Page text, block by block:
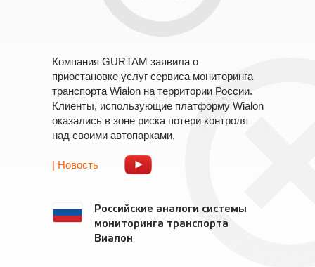
Российские аналоги системы
мониторинга транспорта
Виалон
Компания GURTAM заявила о
приостановке услуг сервиса мониторинга
транспорта Wialon на территории России.
Клиенты, использующие платформу Wialon
оказались в зоне риска потери контроля
над своими автопарками.
| Новость